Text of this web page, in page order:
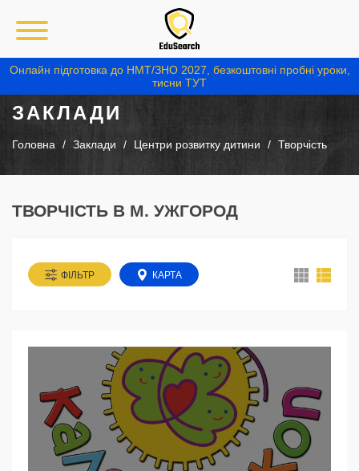
Онлайн підготовка до НМТ/ЗНО 2027, безкоштовні пробні уроки,
тисни ТУТ
ЗАКЛАДИ
Головна Заклади Центри розвитку дитини Творчість
ТВОРЧІСТЬ В М. УЖГОРОД
ФІЛЬТР КАРТА